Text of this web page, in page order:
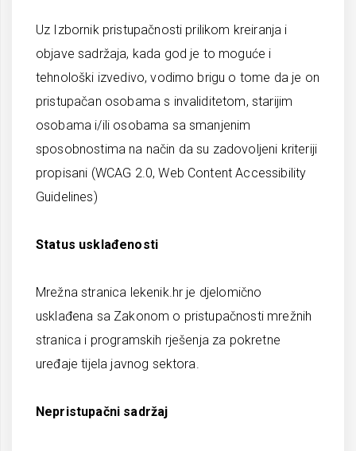
Uz Izbornik pristupačnosti prilikom kreiranja i
objave sadržaja, kada god je to moguće i
tehnološki izvedivo, vodimo brigu o tome da je on
pristupačan osobama s invaliditetom, starijim
osobama i/ili osobama sa smanjenim
sposobnostima na način da su zadovoljeni kriteriji
propisani (WCAG 2.0, Web Content Accessibility
Guidelines)
Status usklađenosti
Mrežna stranica lekenik.hr je djelomično
usklađena sa Zakonom o pristupačnosti mrežnih
stranica i programskih rješenja za pokretne
uređaje tijela javnog sektora.
Nepristupačni sadržaj